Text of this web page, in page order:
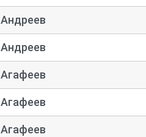
Андреев
Андреев
Агафеев
Агафеев
Агафеев